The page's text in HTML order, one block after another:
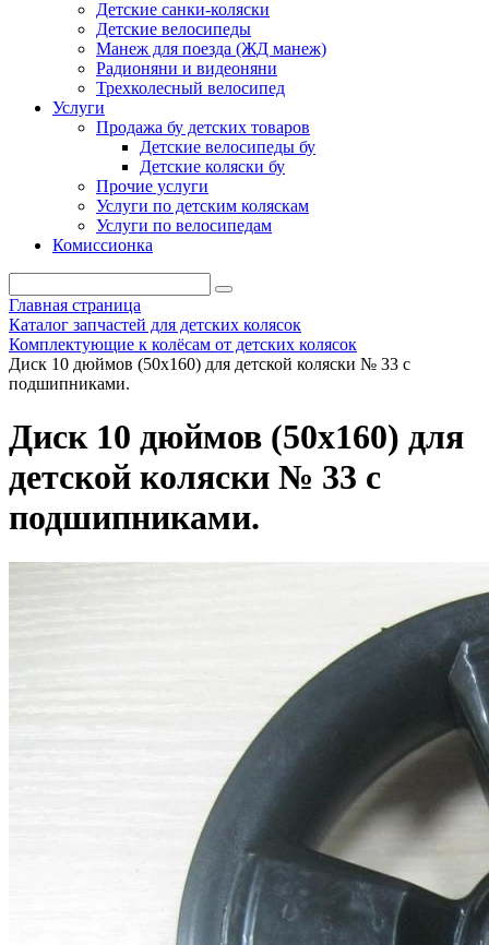
Детские санки-коляски
Детские велосипеды
Манеж для поезда (ЖД манеж)
Радионяни и видеоняни
Трехколесный велосипед
Услуги
Продажа бу детских товаров
Детские велосипеды бу
Детские коляски бу
Прочие услуги
Услуги по детским коляскам
Услуги по велосипедам
Комиссионка
Главная страница
Каталог запчастей для детских колясок
Комплектующие к колёсам от детских колясок
Диск 10 дюймов (50х160) для детской коляски № 33 с
подшипниками.
Диск 10 дюймов (50х160) для
детской коляски № 33 с
подшипниками.